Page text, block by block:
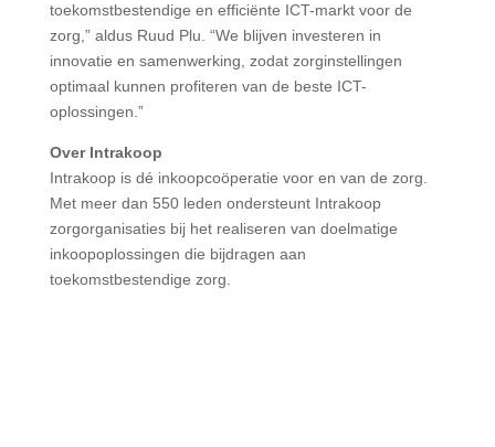
toekomstbestendige en efficiënte ICT-markt voor de
zorg,” aldus Ruud Plu. “We blijven investeren in
innovatie en samenwerking, zodat zorginstellingen
optimaal kunnen profiteren van de beste ICT-
oplossingen.”
Over Intrakoop
Intrakoop is dé inkoopcoöperatie voor en van de zorg.
Met meer dan 550 leden ondersteunt Intrakoop
zorgorganisaties bij het realiseren van doelmatige
inkoopoplossingen die bijdragen aan
toekomstbestendige zorg.